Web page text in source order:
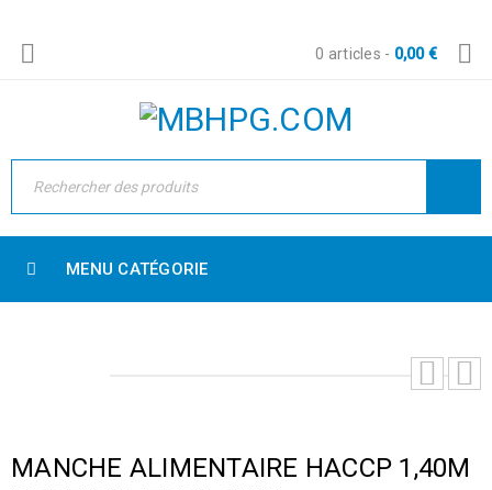
0 articles - 0,00€
MENU CATÉGORIE
MANCHE ALIMENTAIRE HACCP 1,40M